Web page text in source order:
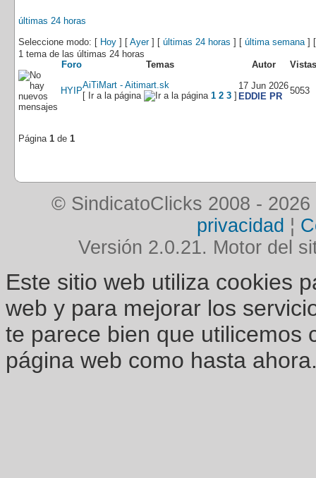
últimas 24 horas
Seleccione modo: [ Hoy ] [ Ayer] [ últimas 24 horas ] [ última semana]
1 tema de las últimas 24 horas
Foro
Temas Autor Vistas
HYIP
AiTiMart - Aitimart.sk
[ Ir a la página
1 2 3 ]
17 Jun 2026
EDDIE PR
5053
Página 1 de 1
© SindicatoClicks 2008 - 2026
privacidad ¦
Versión 2.0.21. Motor del
Este sitio web utiliza cookies
web y para mejorar los
te parece bien que utilicemos
página web como hasta